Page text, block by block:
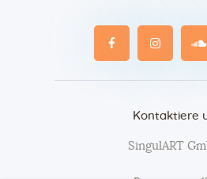
Kontaktiere
SingulART